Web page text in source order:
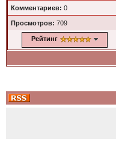
Комментариев: 0
Просмотров: 709
Рейтинг